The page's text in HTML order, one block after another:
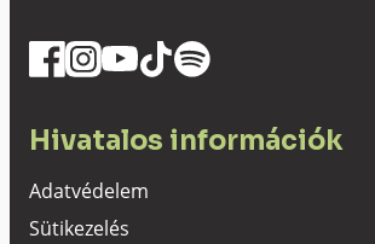
Hivatalos információk
Adatvédelem
Sütikezelés